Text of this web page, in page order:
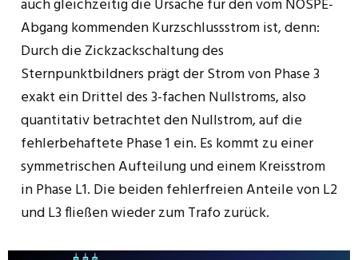
auch gleichzeitig die Ursache für den vom NOSPE-
Abgang kommenden Kurzschlussstrom ist, denn:
Durch die Zickzackschaltung des
Sternpunktbildners prägt der Strom von Phase 3
exakt ein Drittel des 3-fachen Nullstroms, also
quantitativ betrachtet den Nullstrom, auf die
fehlerbehaftete Phase 1 ein. Es kommt zu einer
symmetrischen Aufteilung und einem Kreisstrom
in Phase L1. Die beiden fehlerfreien Anteile von L2
und L3 fließen wieder zum Trafo zurück.